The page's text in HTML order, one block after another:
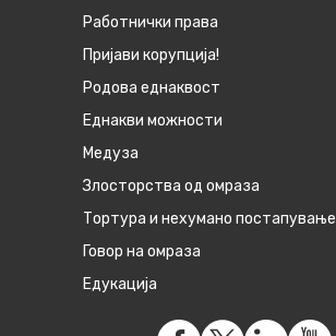
Работнички права
Пријави корупција!
Родова еднаквост
Eднакви можности
Медуза
Злосторства од омраза
Тортура и нехумано постапување
Говор на омраза
Едукација